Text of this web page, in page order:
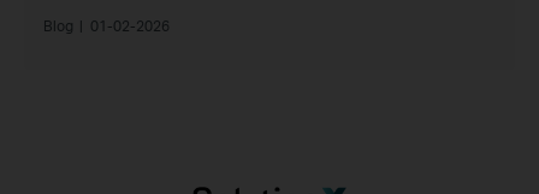
Blog | 01-02-2026